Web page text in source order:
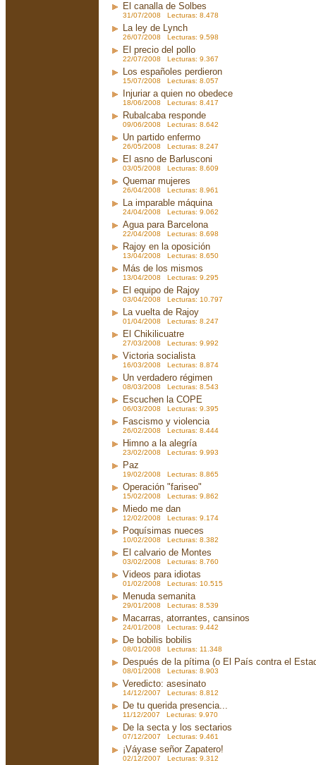
El canalla de Solbes
31/07/2008 Lecturas: 8.478
La ley de Lynch
26/07/2008 Lecturas: 9.598
El precio del pollo
22/07/2008 Lecturas: 9.367
Los españoles perdieron
15/07/2008 Lecturas: 8.057
Injuriar a quien no obedece
18/06/2008 Lecturas: 8.417
Rubalcaba responde
09/06/2008 Lecturas: 8.642
Un partido enfermo
26/05/2008 Lecturas: 8.247
El asno de Barlusconi
03/05/2008 Lecturas: 8.609
Quemar mujeres
26/04/2008 Lecturas: 8.961
La imparable máquina
24/04/2008 Lecturas: 9.062
Agua para Barcelona
22/04/2008 Lecturas: 8.698
Rajoy en la oposición
13/04/2008 Lecturas: 8.650
Más de los mismos
13/04/2008 Lecturas: 9.295
El equipo de Rajoy
03/04/2008 Lecturas: 10.797
La vuelta de Rajoy
01/04/2008 Lecturas: 8.247
El Chikilicuatre
27/03/2008 Lecturas: 9.992
Victoria socialista
16/03/2008 Lecturas: 8.874
Un verdadero régimen
08/03/2008 Lecturas: 8.543
Escuchen la COPE
06/03/2008 Lecturas: 9.395
Fascismo y violencia
26/02/2008 Lecturas: 8.444
Himno a la alegría
23/02/2008 Lecturas: 9.993
Paz
19/02/2008 Lecturas: 8.865
Operación "fariseo"
15/02/2008 Lecturas: 9.862
Miedo me dan
12/02/2008 Lecturas: 9.174
Poquísimas nueces
10/02/2008 Lecturas: 8.382
El calvario de Montes
03/02/2008 Lecturas: 8.760
Videos para idiotas
01/02/2008 Lecturas: 10.515
Menuda semanita
29/01/2008 Lecturas: 8.539
Macarras, atorrantes, cansinos
24/01/2008 Lecturas: 9.442
De bobilis bobilis
08/01/2008 Lecturas: 11.348
Después de la pítima (o El País contra el
08/01/2008 Lecturas: 8.903
Veredicto: asesinato
14/12/2007 Lecturas: 8.812
De tu querida presencia...
11/12/2007 Lecturas: 9.970
De la secta y los sectarios
07/12/2007 Lecturas: 9.461
¡Váyase señor Zapatero!
02/12/2007 Lecturas: 9.312